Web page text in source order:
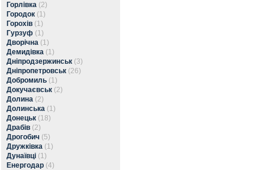
Горлівка (2)
Городок (1)
Горохів (1)
Гурзуф (1)
Дворічна (1)
Демидівка (1)
Дніпродзержинськ (3)
Дніпропетровськ (26)
Добромиль (1)
Докучаєвськ (2)
Долина (2)
Долинська (1)
Донецьк (18)
Драбів (2)
Дрогобич (5)
Дружківка (1)
Дунаївці (1)
Енергодар (4)